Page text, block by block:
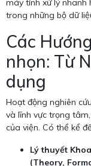
máy tính xử lý nhanh
trong những bộ dữ
Các
nhọn: Từ
dụng
Hoạt động nghiên
và lĩnh vực trọng
của viện. Có thể kể
Lý thuyết
(Theory,